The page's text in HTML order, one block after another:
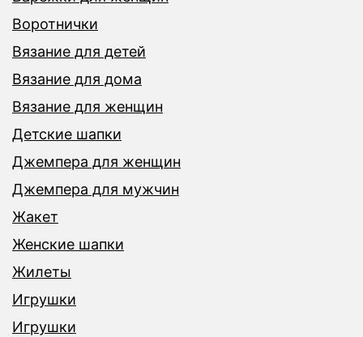
Воротнички
Вязание для детей
Вязание для дома
Вязание для женщин
Детские шапки
Джемпера для женщин
Джемпера для мужчин
Жакет
Женские шапки
Жилеты
Игрушки
Игрушки